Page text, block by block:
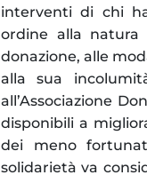
interventi di chi
ordine alla natura
donazione, alle
alla sua
all’Associazione
disponibili a
dei meno
solidarietà va